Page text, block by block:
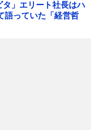
」エリート社長はハ
っていた「経営哲